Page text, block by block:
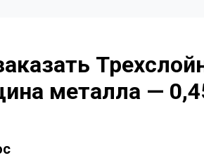
металла —